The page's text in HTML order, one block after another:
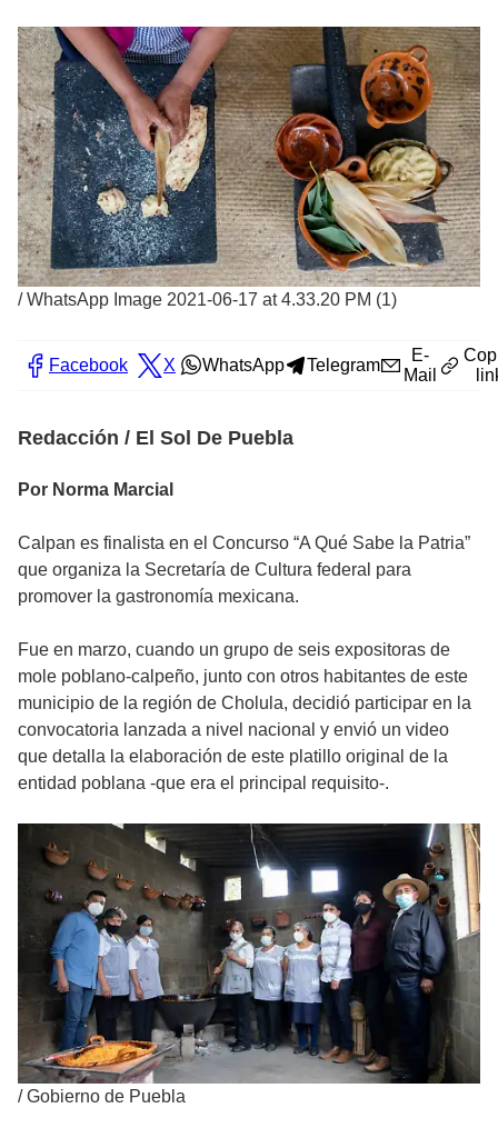
/WhatsApp Image 2021-06-17 at 4.33.20 PM (1)
Facebook X WhatsApp Telegram
E-
Mail
Redacción / El Sol De Puebla
Por Norma Marcial
Calpan es finalista en el Concurso “A Qué Sabe la Patria”
que organiza la Secretaría de Cultura federal para
promover la gastronomía mexicana.
Fue en marzo, cuando un grupo de seis expositoras de
mole poblano-calpeño, junto con otros habitantes de este
municipio de la región de Cholula, decidió participar en la
convocatoria lanzada a nivel nacional y envió un video
que detalla la elaboración de este platillo original de la
entidad poblana -que era el principal requisito-.
/Gobierno de Puebla